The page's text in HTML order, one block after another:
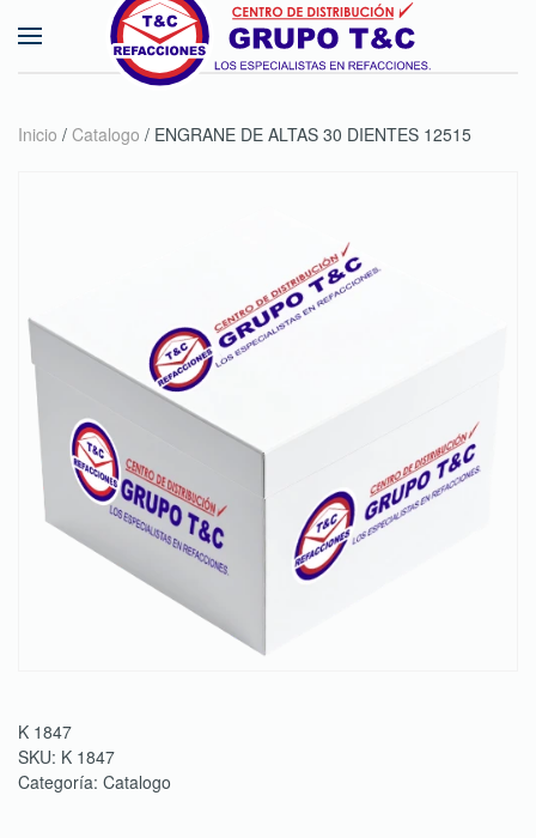
Skip to main content
Inicio / Catalogo / ENGRANE DE ALTAS 30 DIENTES 12515
K 1847
SKU: K 1847
Categoría: Catalogo